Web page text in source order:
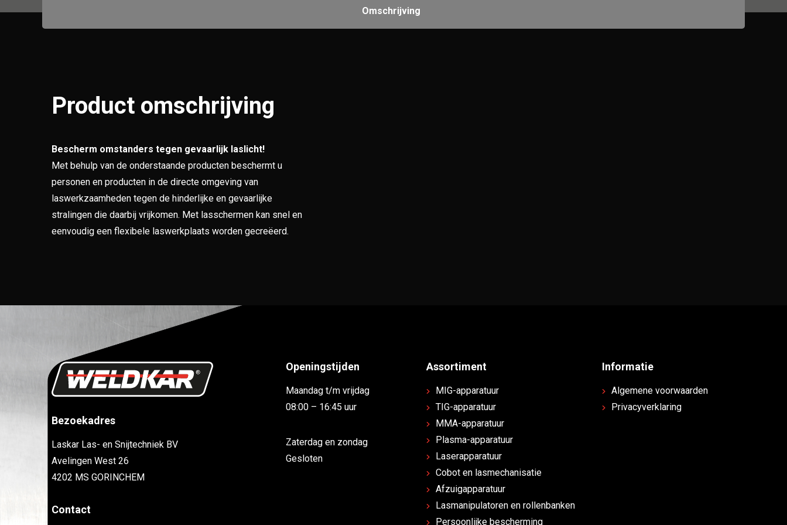
Omschrijving
Product omschrijving
Bescherm omstanders tegen gevaarlijk laslicht!
Met behulp van de onderstaande producten beschermt u
personen en producten in de directe omgeving van
laswerkzaamheden tegen de hinderlijke en gevaarlijke
stralingen die daarbij vrijkomen. Met lasschermen kan snel en
eenvoudig een flexibele laswerkplaats worden gecreëerd.
Bezoekadres
Laskar Las- en Snijtechniek BV
Avelingen West 26
4202 MS GORINCHEM
Contact
Openingstijden
Maandag t/m vrijdag
08:00 – 16:45 uur
Zaterdag en zondag
Gesloten
Assortiment
MIG-apparatuur
TIG-apparatuur
MMA-apparatuur
Plasma-apparatuur
Laserapparatuur
Cobot en lasmechanisatie
Afzuigapparatuur
Lasmanipulatoren en rollenbanken
Persoonlijke bescherming
Informatie
Algemene voorwaarden
Privacyverklaring